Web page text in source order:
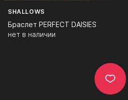
SHALLOWS
Браслет PERFECT DAISIES
нет в наличии